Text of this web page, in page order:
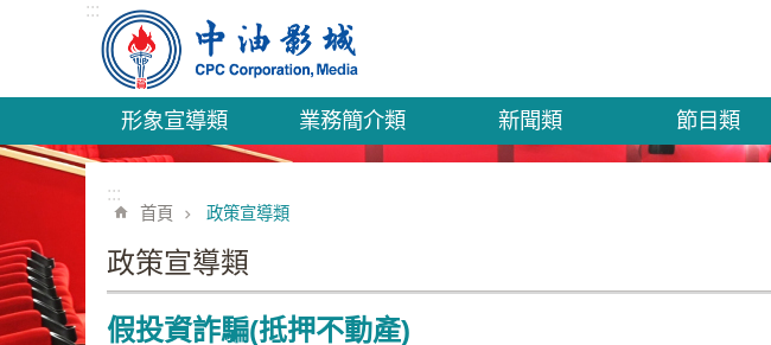
跳到主要內容區塊
:::
形象宣導類 業務簡介類 新聞類 節目類
:::
首頁 政策宣導類
政策宣導類
假投資詐騙(抵押不動產)